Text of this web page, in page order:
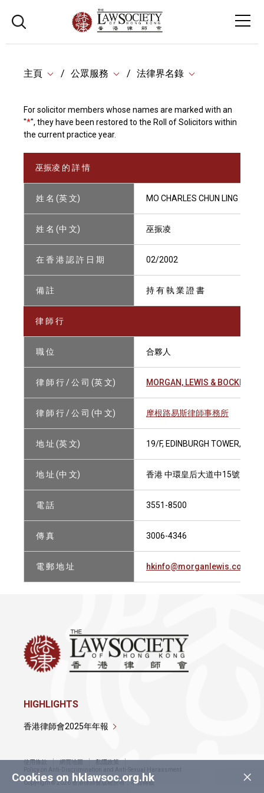
主頁 公眾服務 法律界名錄
For solicitor members whose names are marked with an
"*", they have been restored to the Roll of Solicitors within
the current practice year.
巫振凌 的 詳 情
姓 名 (英 文) MO CHARLES CHUN LING
姓 名 (中 文) 巫振凌
在 香 港 認 許 日 期 02/2002
備 註 持 有 執 業 證 書
律 師 行
職 位 合夥人
律 師 行 / 公 司 (英 文) MORGAN, LEWIS & BOCKIUS
律 師 行 / 公 司 (中 文) 摩根路易斯律師事務所
地 址 (英 文) 19/F, EDINBURGH TOWER, THE
地 址 (中 文) 香港 中環皇后大道中15號 置地
電 話 3551-8500
傳 真 3006-4346
電 郵 地 址 hkinfo@morganlewis.com
×
Cookies on hklawsoc.org.hk
HIGHLIGHTS
香港律師會2025年年報
使用條款 網頁地圖
私隱政策
Policy on Anti-Discrimination and Anti-Sexual Harassment
Copyright © 2026 香港律師會版權所有，不得轉載